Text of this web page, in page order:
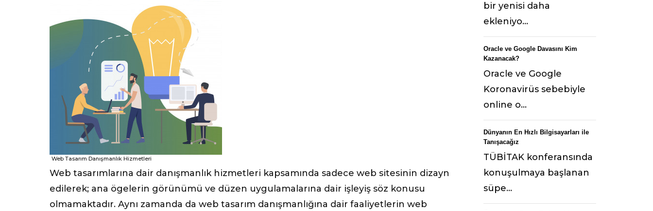
Web Tasarım Danışmanlık Hizmetleri
Web tasarımlarına dair danışmanlık hizmetleri kapsamında sadece web sitesinin dizayn
edilerek; ana ögelerin görünümü ve düzen uygulamalarına dair işleyiş söz konusu
olmamaktadır. Aynı zamanda da web tasarım danışmanlığına dair faaliyetlerin web
bir yenisi daha
ekleniyo...
Oracle ve Google Davasını Kim
Kazanacak?
Oracle ve Google
Koronavirüs sebebiyle
online o...
Dünyanın En Hızlı Bilgisayarları ile
Tanışacağız
TÜBİTAK konferansında
konuşulmaya başlanan
süpe...